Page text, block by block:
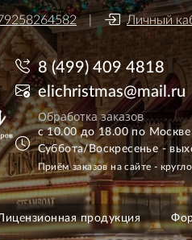
Личный
8 (499) 409 4818
elichristmas@mail.ru
Обработка заказов
с 10.00 до 18.00 по Москве
Суббота/Воскресенье -
Приём заказов на сайте -
продукция